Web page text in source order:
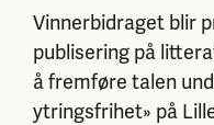
Vinnerbidraget blir
publisering på
å fremføre talen
ytringsfrihet» på